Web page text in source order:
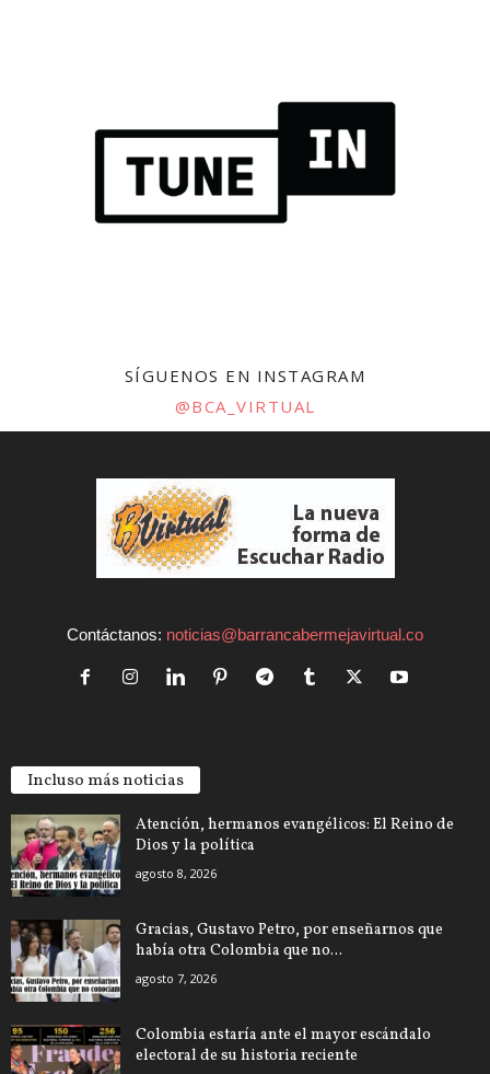
SÍGUENOS EN INSTAGRAM
@BCA_VIRTUAL
Contáctanos: noticias@barrancabermejavirtual.co
Incluso más noticias
Atención, hermanos evangélicos: El Reino de
Dios y la política
agosto 8, 2026
Gracias, Gustavo Petro, por enseñarnos que
había otra Colombia que no...
agosto 7, 2026
Colombia estaría ante el mayor escándalo
electoral de su historia reciente